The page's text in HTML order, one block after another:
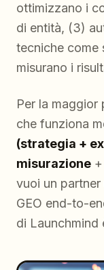
ottimizzano i
di entità, (3)
tecniche come
misurano i
Per la maggior
che funziona
(strategia +
misurazione
vuoi un
GEO end-to-
di Launchmind